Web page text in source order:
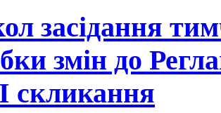
засідання
змін до
скликання